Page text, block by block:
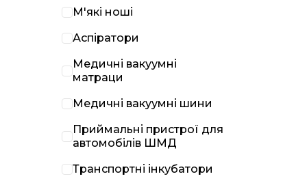
М'які ноші
Аспіратори
Медичні вакуумні
матраци
Медичні вакуумні шини
Приймальні пристрої для
автомобілів ШМД
Транспортні інкубатори